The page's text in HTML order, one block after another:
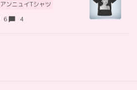
アンニュイTシャツ
6 4